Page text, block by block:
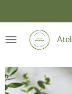
direct
naar
hoofdinhoud